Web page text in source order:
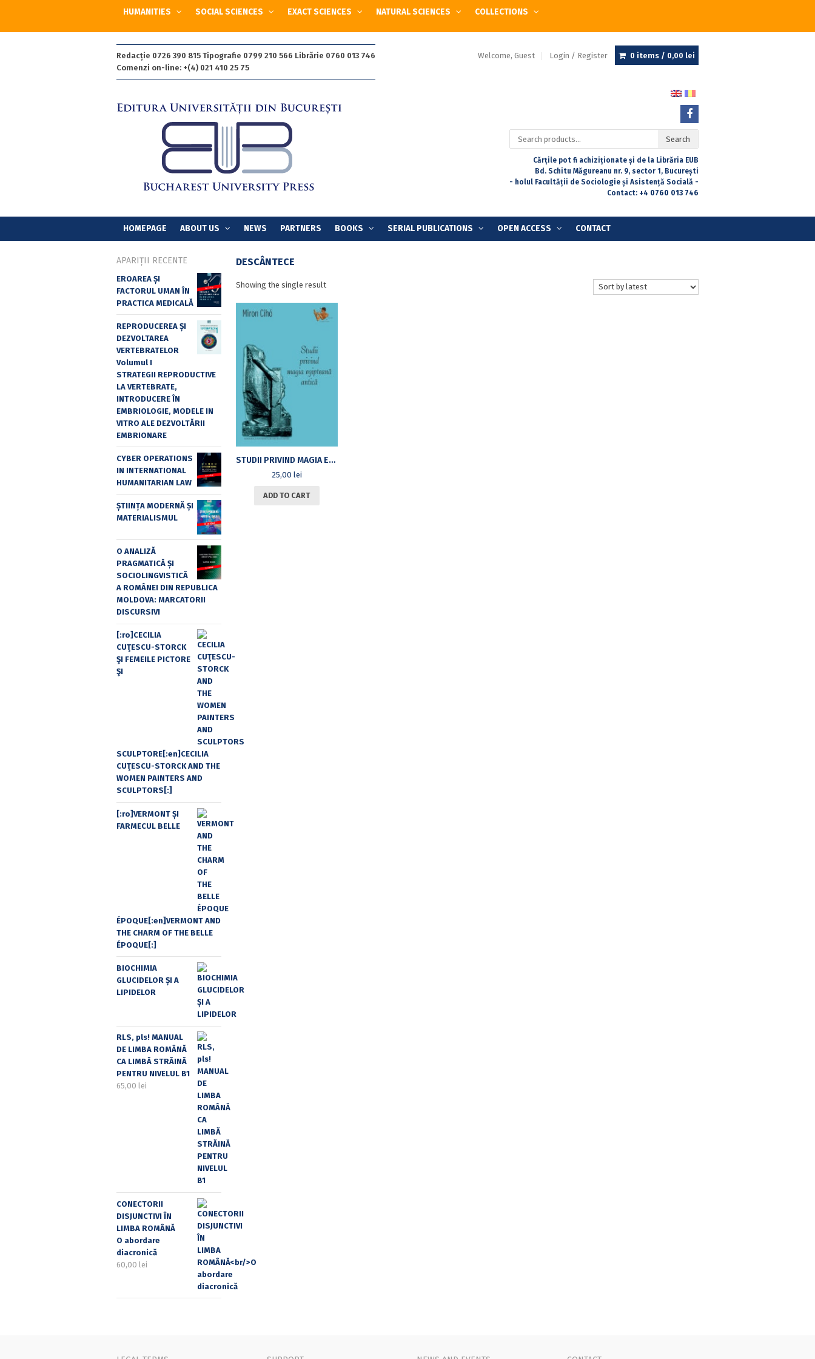
HUMANITIES SOCIAL SCIENCES EXACT SCIENCES NATURAL SCIENCES COLLECTIONS
Redacție 0726 390 815 Tipografie 0799 210 566 Librărie 0760 013 746
Comenzi on-line: +(4) 021 410 25 75
Welcome, Guest Login / Register 0 items / 0,00 lei
Search
for:
Search
Cărțile pot fi achiziționate și de la Librăria EUB
Bd. Schitu Măgureanu nr. 9, sector 1, București
- holul Facultății de Sociologie și Asistență Socială -
Contact: +4 0760 013 746
HOMEPAGE ABOUT US NEWS PARTNERS BOOKS SERIAL PUBLICATIONS OPEN ACCESS CONTACT
DESCÂNTECE
Showing the single result
STUDII PRIVIND MAGIA EGIPTEANĂ ANTICĂ
25,00 lei
ADD TO CART
APARIȚII RECENTE
EROAREA ȘI
FACTORUL UMAN ÎN
PRACTICA MEDICALĂ
REPRODUCEREA ȘI
DEZVOLTAREA
VERTEBRATELOR
Volumul I
STRATEGII REPRODUCTIVE
LA VERTEBRATE,
INTRODUCERE ÎN
EMBRIOLOGIE, MODELE IN
VITRO ALE DEZVOLTĂRII
EMBRIONARE
CYBER OPERATIONS
IN INTERNATIONAL
HUMANITARIAN LAW
ȘTIINȚA MODERNĂ ȘI
MATERIALISMUL
O ANALIZĂ
PRAGMATICĂ ȘI
SOCIOLINGVISTICĂ
A ROMÂNEI DIN REPUBLICA
MOLDOVA: MARCATORII
DISCURSIVI
[:ro]CECILIA
CUŢESCU-STORCK
ŞI FEMEILE PICTORE
ŞI
SCULPTORE[:en]CECILIA
CUŢESCU-STORCK AND THE
WOMEN PAINTERS AND
SCULPTORS[:]
[:ro]VERMONT ȘI
FARMECUL BELLE
ÉPOQUE[:en]VERMONT AND
THE CHARM OF THE BELLE
ÉPOQUE[:]
BIOCHIMIA
GLUCIDELOR ȘI A
LIPIDELOR
RLS, pls! MANUAL
DE LIMBA ROMÂNĂ
CA LIMBĂ STRĂINĂ
PENTRU NIVELUL B1
65,00 lei
CONECTORII
DISJUNCTIVI ÎN
LIMBA ROMÂNĂ
O abordare
diacronică
60,00 lei